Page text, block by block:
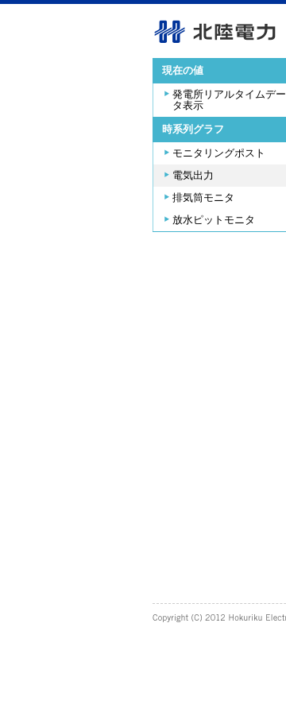
現在の値
発電所リアルタイムデー
タ表示
時系列グラフ
モニタリングポスト
電気出力
排気筒モニタ
放水ピットモニタ